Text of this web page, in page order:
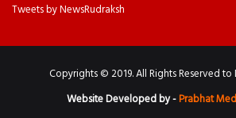
Tweets by NewsRudraksh
Copyrights © 2019. All Rights Reserved to
Website Developed by -Prabhat